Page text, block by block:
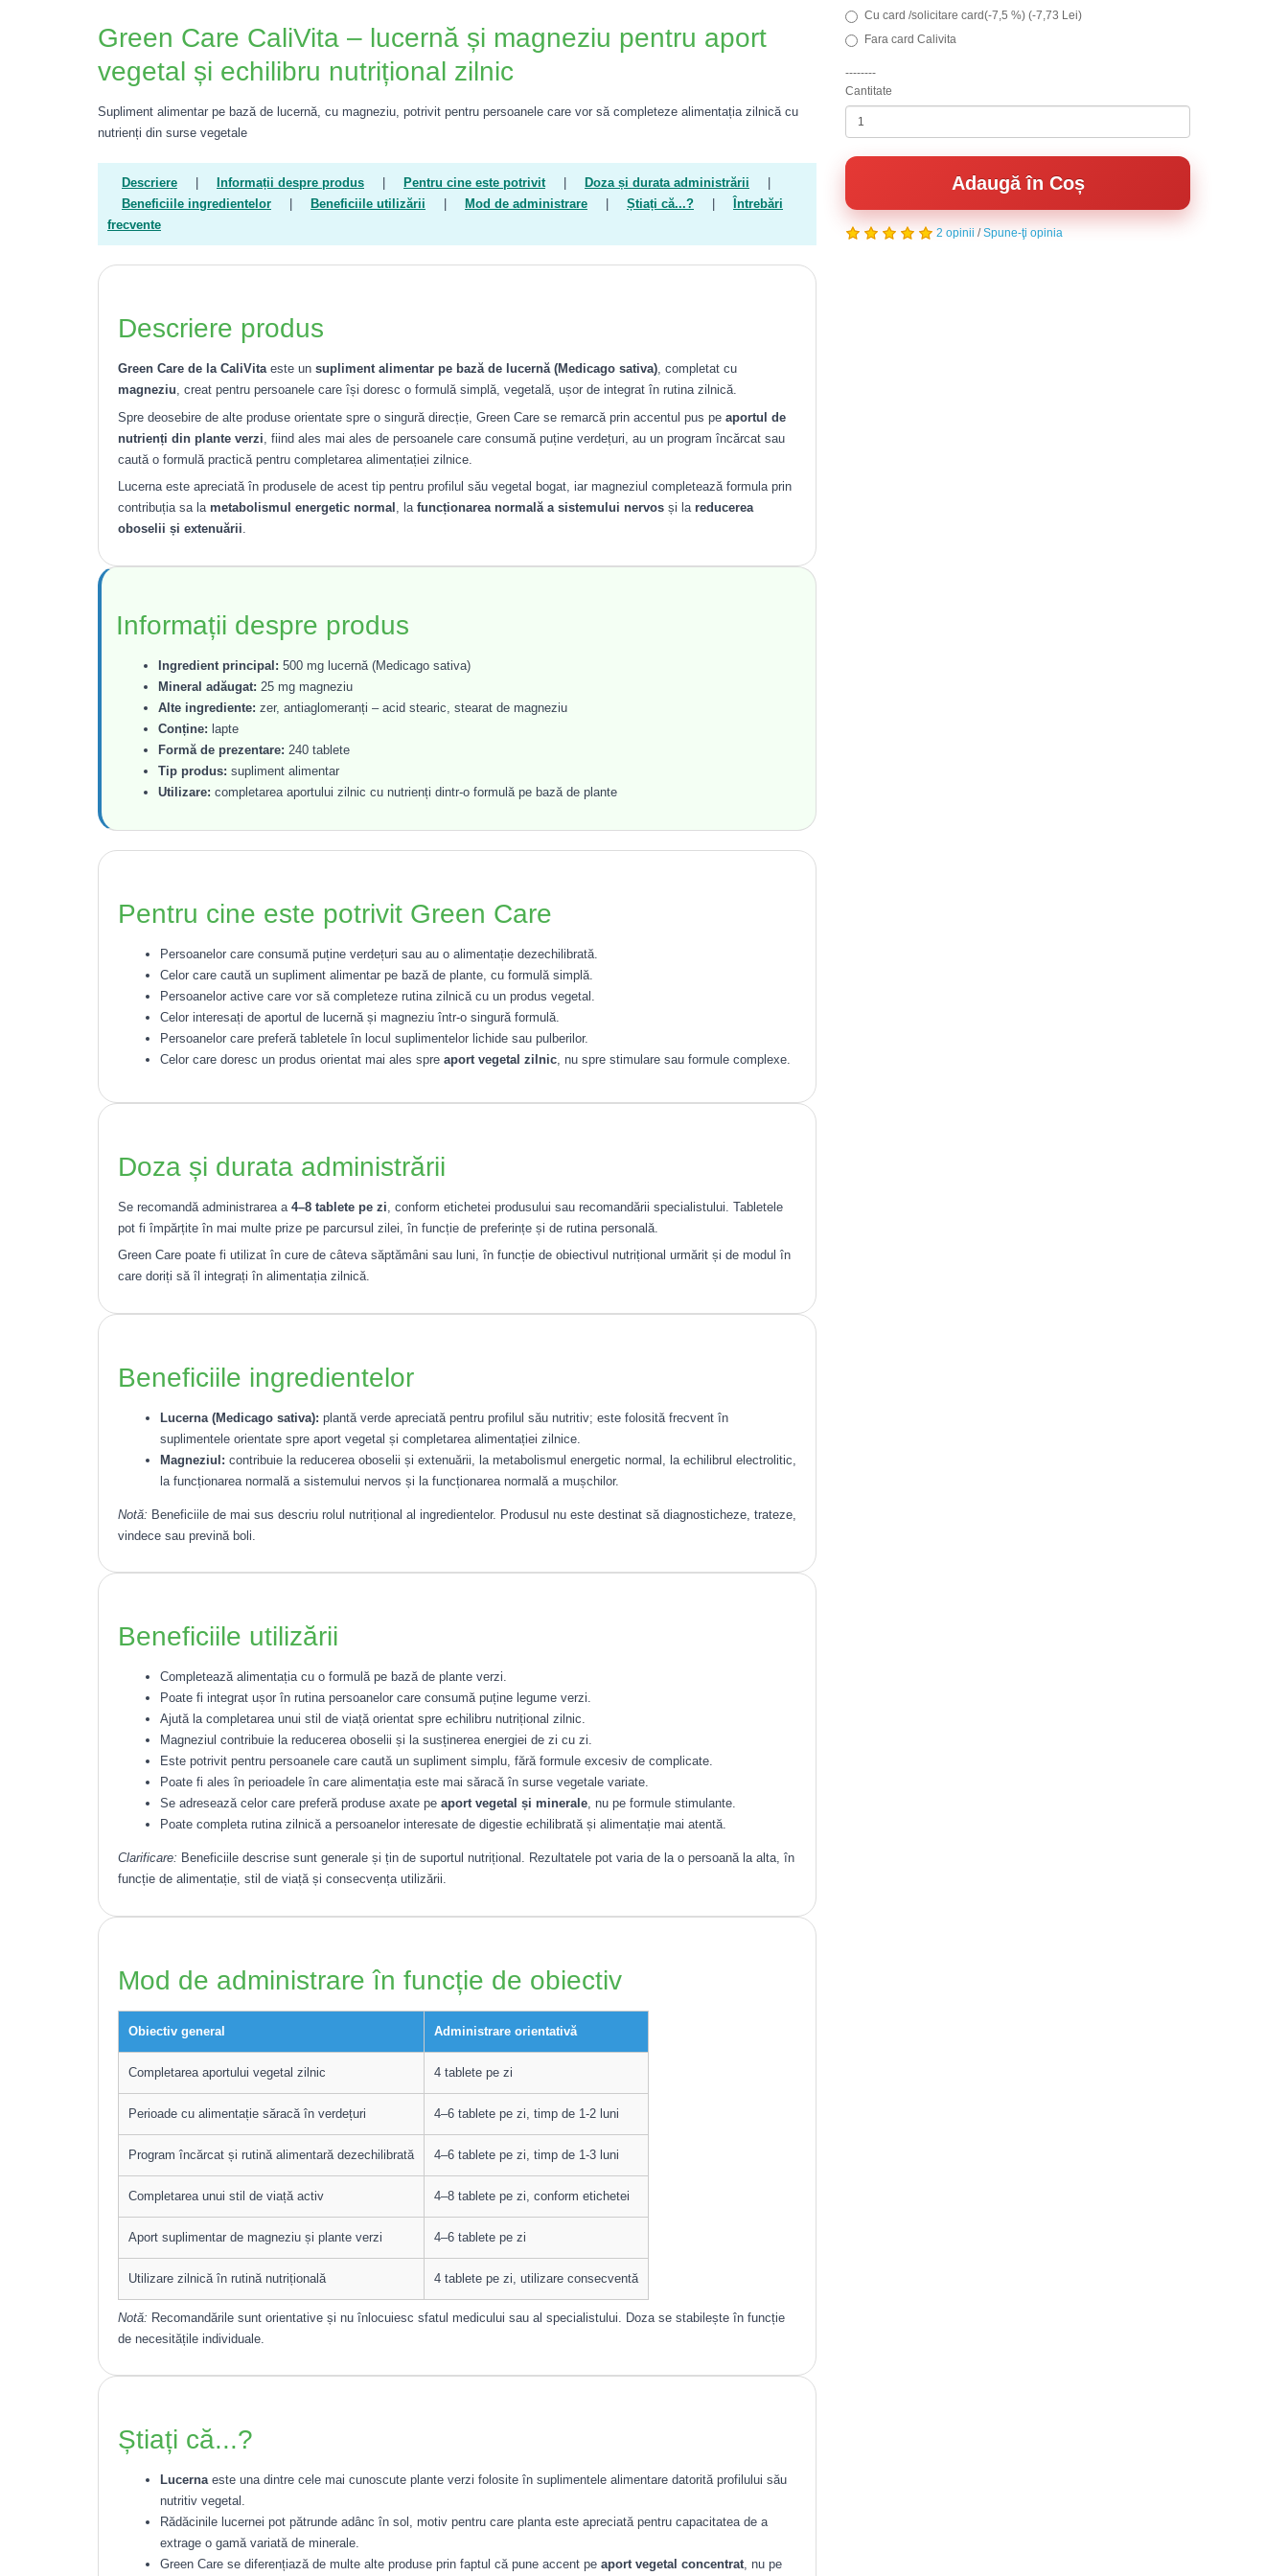
Green Care CaliVita – lucernă și magneziu pentru aport
vegetal și echilibru nutrițional zilnic
Supliment alimentar pe bază de lucernă, cu magneziu, potrivit pentru persoanele care vor să completeze alimentația zilnică cu
nutrienți din surse vegetale
Descriere Informații despre produs Pentru cine este potrivit Doza și durata administrării
Beneficiile ingredientelor
Beneficiile utilizării Mod de administrare Știați că...?
Întrebări
frecvente
Descriere produs
Green Care de la CaliVitaeste un supliment alimentar pe bază de lucernă (Medicago sativa), completat cu
magneziu, creat pentru persoanele care își doresc o formulă simplă, vegetală, ușor de integrat în rutina zilnică.
Spre deosebire de alte produse orientate spre o singură direcție, Green Care se remarcă prin accentul pus pe aportul de
nutrienți din plante verzi , fiind ales mai ales de persoanele care consumă puține verdețuri, au un program încărcat sau
caută o formulă practică pentru completarea alimentației zilnice.
Lucerna este apreciată în produsele de acest tip pentru profilul său vegetal bogat, iar magneziul completează formula prin
contribuția sa la metabolismul energetic normal , la funcționarea normală a sistemului nervos și la reducerea
oboselii și extenuării.
Informații despre produs
Ingredient principal: 500 mg lucernă (Medicago sativa)
Mineral adăugat: 25 mg magneziu
Alte ingrediente: zer, antiaglomeranți – acid stearic, stearat de magneziu
Conține: lapte
Formă de prezentare: 240 tablete
Tip produs: supliment alimentar
Utilizare: completarea aportului zilnic cu nutrienți dintr-o formulă pe bază de plante
Pentru cine este potrivit Green Care
Persoanelor care consumă puține verdețuri sau au o alimentație dezechilibrată.
Celor care caută un supliment alimentar pe bază de plante, cu formulă simplă.
Persoanelor active care vor să completeze rutina zilnică cu un produs vegetal.
Celor interesați de aportul de lucernă și magneziu într-o singură formulă.
Persoanelor care preferă tabletele în locul suplimentelor lichide sau pulberilor.
Celor care doresc un produs orientat mai ales spre aport vegetal zilnic, nu spre stimulare sau formule complexe.
Doza și durata administrării
Se recomandă administrarea a 4–8 tablete pe zi , conform etichetei produsului sau recomandării specialistului. Tabletele
pot fi împărțite în mai multe prize pe parcursul zilei, în funcție de preferințe și de rutina personală.
Green Care poate fi utilizat în cure de câteva săptămâni sau luni, în funcție de obiectivul nutrițional urmărit și de modul în
care doriți să îl integrați în alimentația zilnică.
Beneficiile ingredientelor
Lucerna (Medicago sativa): plantă verde apreciată pentru profilul său nutritiv; este folosită frecvent în
suplimentele orientate spre aport vegetal și completarea alimentației zilnice.
Magneziul: contribuie la reducerea oboselii și extenuării, la metabolismul energetic normal, la echilibrul electrolitic,
la funcționarea normală a sistemului nervos și la funcționarea normală a mușchilor.
Notă: Beneficiile de mai sus descriu rolul nutrițional al ingredientelor. Produsul nu este destinat să diagnosticheze, trateze,
vindece sau prevină boli.
Beneficiile utilizării
Completează alimentația cu o formulă pe bază de plante verzi.
Poate fi integrat ușor în rutina persoanelor care consumă puține legume verzi.
Ajută la completarea unui stil de viață orientat spre echilibru nutrițional zilnic.
Magneziul contribuie la reducerea oboselii și la susținerea energiei de zi cu zi.
Este potrivit pentru persoanele care caută un supliment simplu, fără formule excesiv de complicate.
Poate fi ales în perioadele în care alimentația este mai săracă în surse vegetale variate.
Se adresează celor care preferă produse axate pe aport vegetal și minerale, nu pe formule stimulante.
Poate completa rutina zilnică a persoanelor interesate de digestie echilibrată și alimentație mai atentă.
Clarificare: Beneficiile descrise sunt generale și țin de suportul nutrițional. Rezultatele pot varia de la o persoană la alta, în
funcție de alimentație, stil de viață și consecvența utilizării.
Mod de administrare în funcție de obiectiv
Obiectiv general Administrare orientativă
Completarea aportului vegetal zilnic 4 tablete pe zi
Perioade cu alimentație săracă în verdețuri 4–6 tablete pe zi, timp de 1-2 luni
Program încărcat și rutină alimentară dezechilibrată 4–6 tablete pe zi, timp de 1-3 luni
Completarea unui stil de viață activ 4–8 tablete pe zi, conform etichetei
Aport suplimentar de magneziu și plante verzi 4–6 tablete pe zi
Utilizare zilnică în rutină nutrițională 4 tablete pe zi, utilizare consecventă
Notă: Recomandările sunt orientative și nu înlocuiesc sfatul medicului sau al specialistului. Doza se stabilește în funcție
de necesitățile individuale.
Știați că...?
Lucernaeste una dintre cele mai cunoscute plante verzi folosite în suplimentele alimentare datorită profilului său
nutritiv vegetal.
Rădăcinile lucernei pot pătrunde adânc în sol, motiv pentru care planta este apreciată pentru capacitatea de a
extrage o gamă variată de minerale.
Green Care se diferențiază de multe alte produse prin faptul că pune accent pe aport vegetal concentrat, nu pe
Cu card /solicitare card(-7,5 %) (-7,73 Lei)
Fara card Calivita
--------
Cantitate
Adaugă în Coș
2 opinii /Spune-ţi opinia